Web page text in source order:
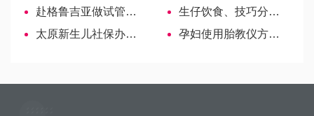
赴格鲁吉亚做试管签证办理攻略，5步轻松搞定
生仔饮食、技巧分享！三种中药秘方可以一试！
太原新生儿社保办理时间汇总，注意截止日期
孕妇使用胎教仪方法要科学，怎么用、什么时候用都要严谨-哈萨克斯坦试管婴儿